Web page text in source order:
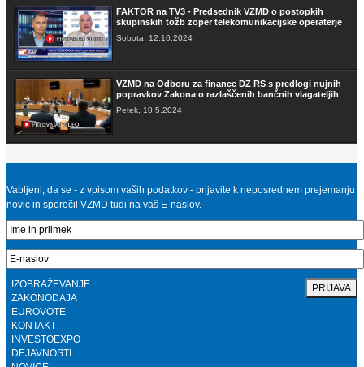
FAKTOR na TV3 - Predsednik VZMD o postopkih
skupinskih tožb zoper telekomunikacijske operaterje
Sobota, 12.10.2024
VZMD na Odboru za finance DZ RS s predlogi nujnih
popravkov Zakona o razlaščenih bančnih vlagateljih
Petek, 10.5.2024
Verbič, predsednik VZMD: Halo, operater! Bodi fer.
Vabljeni, da se - z vpisom vaših podatkov - prijavite k neposrednem prejemanju
novic in sporočil VZMD tudi na vaš E-naslov.
IZOBRAŽEVANJE
ZAKONODAJA
EUROVOTE
KONTAKT
INVESTOEXPO
DEJAVNOSTI